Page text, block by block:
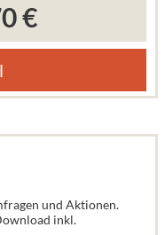
€
und Aktionen.
inkl.